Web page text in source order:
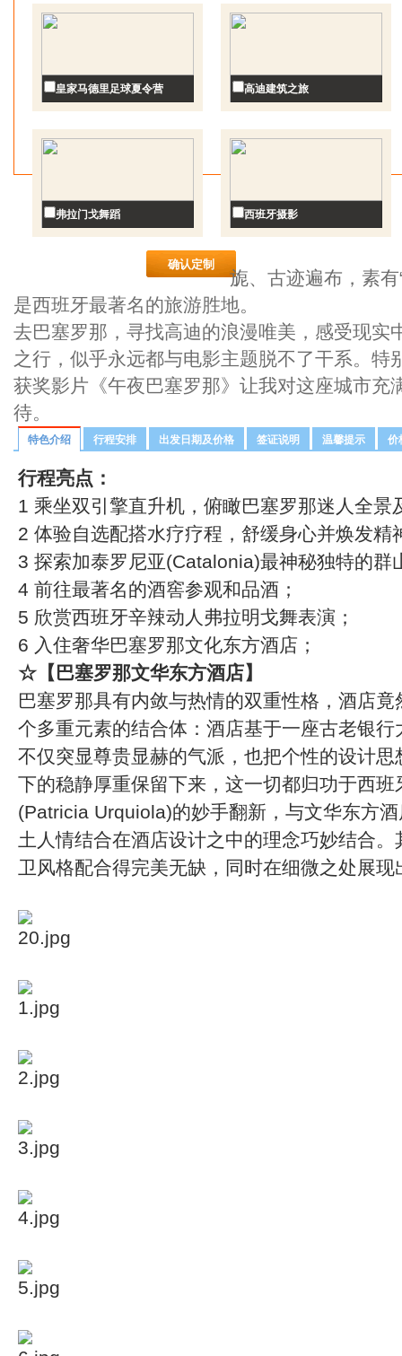
皇家马德里足球夏令营 高迪建筑之旅
弗拉门戈舞蹈 西班牙摄影
旎、古迹遍布，素
是西班牙最著名的旅游胜地。
去巴塞罗那，寻找高迪的浪漫唯美，感受现实
之行，似乎永远都与电影主题脱不了干系。特
获奖影片《午夜巴塞罗那》让我对这座城市充
待。
特色介绍 行程安排 出发日期及价格 签证说明 温馨提示 价
行程亮点：
1 乘坐双引擎直升机，俯瞰巴塞罗那迷人全景
2 体验自选配搭水疗疗程，舒缓身心并焕发精
3 探索加泰罗尼亚(Catalonia)最神秘独特的群
4 前往最著名的酒窖参观和品酒；
5 欣赏西班牙辛辣动人弗拉明戈舞表演；
6 入住奢华巴塞罗那文化东方酒店；
☆【巴塞罗那文华东方酒店】
巴塞罗那具有内敛与热情的双重性格，酒店
个多重元素的结合体：酒店基于一座古老银
不仅突显尊贵显赫的气派，也把个性的设计
下的稳静厚重保留下来，这一切都归功于西
(Patricia Urquiola)的妙手翻新，与文华东方
土人情结合在酒店设计之中的理念巧妙结合
卫风格配合得完美无缺，同时在细微之处展现